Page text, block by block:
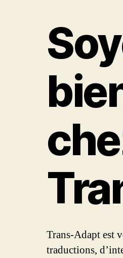
Trans-Adapt est
traductions,